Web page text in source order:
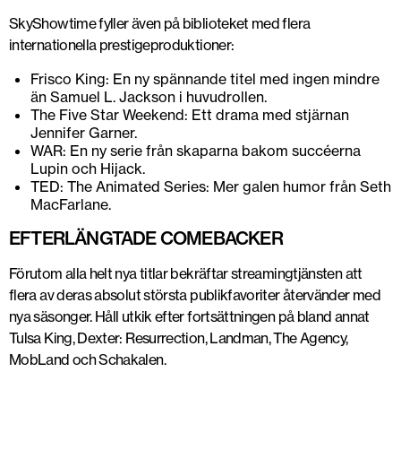
SkyShowtime fyller även på biblioteket med flera
internationella prestigeproduktioner:
Frisco King: En ny spännande titel med ingen mindre
än Samuel L. Jackson i huvudrollen.
The Five Star Weekend: Ett drama med stjärnan
Jennifer Garner.
WAR: En ny serie från skaparna bakom succéerna
Lupin och Hijack.
TED: The Animated Series: Mer galen humor från Seth
MacFarlane.
EFTERLÄNGTADE COMEBACKER
Förutom alla helt nya titlar bekräftar streamingtjänsten att
flera av deras absolut största publikfavoriter återvänder med
nya säsonger. Håll utkik efter fortsättningen på bland annat
Tulsa King, Dexter: Resurrection, Landman, The Agency,
MobLand och Schakalen.